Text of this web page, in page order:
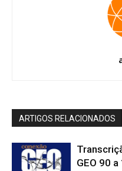
ARTIGOS RELACIONADOS
GEO 90 a